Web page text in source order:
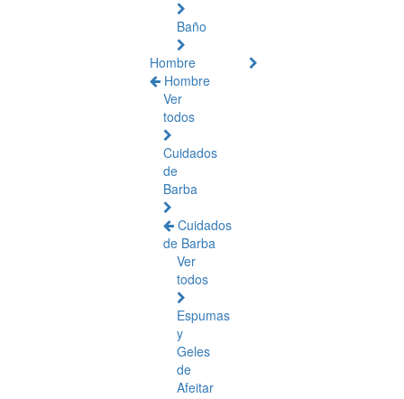
Baño
Hombre
Hombre
Ver
todos
Cuidados
de
Barba
Cuidados
de Barba
Ver
todos
Espumas
y
Geles
de
Afeitar